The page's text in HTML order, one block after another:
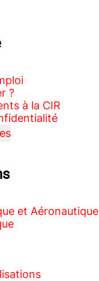
?
à la CIR
et Aéronautique